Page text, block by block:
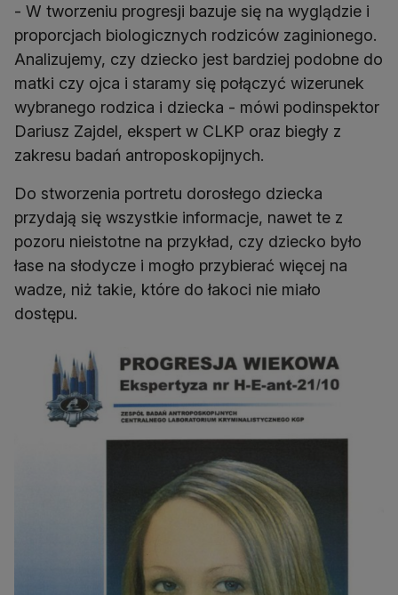
- W tworzeniu progresji bazuje się na wyglądzie i
proporcjach biologicznych rodziców zaginionego.
Analizujemy, czy dziecko jest bardziej podobne do
matki czy ojca i staramy się połączyć wizerunek
wybranego rodzica i dziecka - mówi podinspektor
Dariusz Zajdel, ekspert w CLKP oraz biegły z
zakresu badań antroposkopijnych.
Do stworzenia portretu dorosłego dziecka
przydają się wszystkie informacje, nawet te z
pozoru nieistotne na przykład, czy dziecko było
łase na słodycze i mogło przybierać więcej na
wadze, niż takie, które do łakoci nie miało
dostępu.